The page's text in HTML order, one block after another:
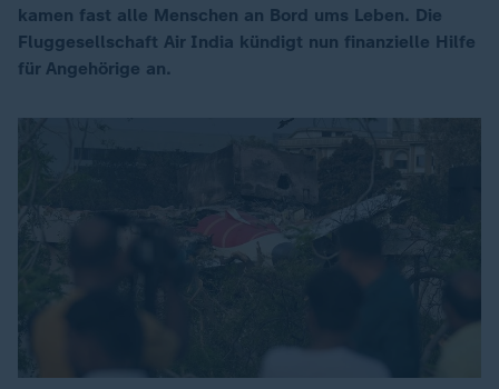
kamen fast alle Menschen an Bord ums Leben. Die
Fluggesellschaft Air India kündigt nun finanzielle Hilfe
für Angehörige an.